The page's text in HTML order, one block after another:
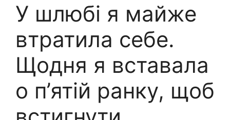
У шлюбі я майже
втратила себе.
Щодня я вставала
о п’ятій ранку, щоб